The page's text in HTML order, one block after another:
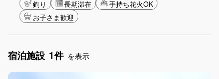
釣り
長期滞在
手持ち花火OK
お子さま歓迎
宿泊施設 1件 を表示